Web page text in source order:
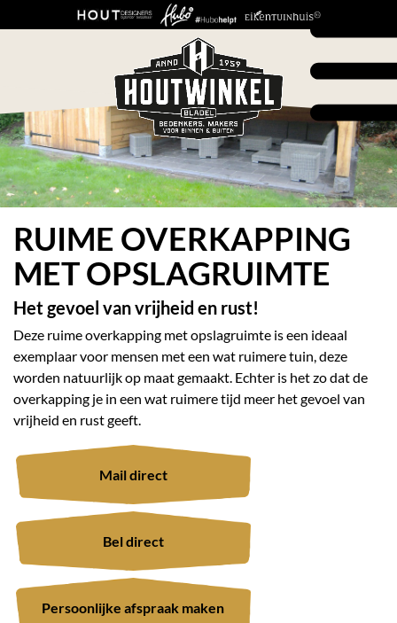
RUIME OVERKAPPING
MET OPSLAGRUIMTE
Het gevoel van vrijheid en rust!
Deze ruime overkapping met opslagruimte is een ideaal
exemplaar voor mensen met een wat ruimere tuin, deze
worden natuurlijk op maat gemaakt. Echter is het zo dat de
overkapping je in een wat ruimere tijd meer het gevoel van
vrijheid en rust geeft.
Mail direct
Bel direct
Persoonlijke afspraak maken